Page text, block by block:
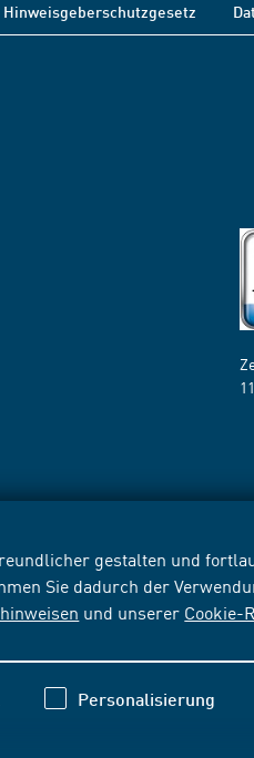
gestalten und
Sie dadurch der
und unserer Cookie-
Personalisierung
Hinweisgeberschutzgesetz